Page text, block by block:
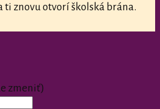
ti znovu otvorí školská brána.
zmeniť)